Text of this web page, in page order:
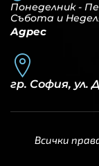
Понеделник -
Събота и
Адрес
гр. София,
Всички